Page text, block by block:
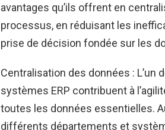
avantages qu’ils offrent en
processus, en réduisant les
prise de décision fondée sur les
Centralisation des données :
systèmes ERP contribuent à
toutes les données essentielles.
différents départements et